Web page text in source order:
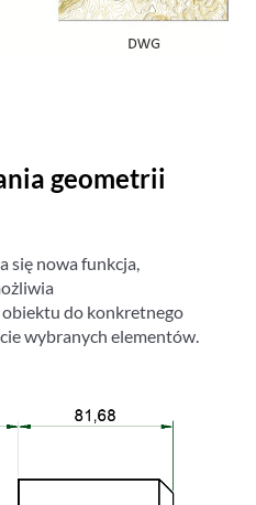
geometrii
się nowa funkcja,
do konkretnego
wybranych elementów.